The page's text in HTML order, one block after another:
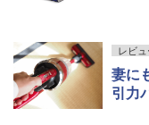
レビュ
妻に
引力